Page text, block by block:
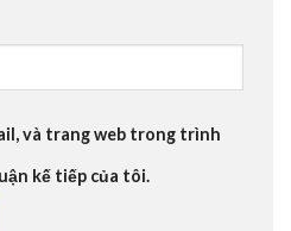
và trang web trong trình
kế tiếp của tôi.